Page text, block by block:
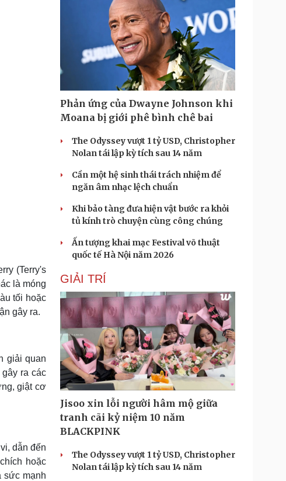
(Terry's
là móng
tối hoặc
gây ra.
giải quan
ra các
giật cơ
dẫn đến
hoặc
sức mạnh
Phản ứng của Dwayne Johnson khi
Moana bị giới phê bình chê bai
The Odyssey vượt 1 tỷ USD, Christopher
Nolan tái lập kỳ tích sau 14 năm
Cần một hệ sinh thái trách nhiệm để
ngăn âm nhạc lệch chuẩn
Khi bảo tàng đưa hiện vật bước ra khỏi
tủ kính trò chuyện cùng công chúng
Ấn tượng khai mạc Festival võ thuật
quốc tế Hà Nội năm 2026
GIẢI TRÍ
Jisoo xin lỗi người hâm mộ giữa
tranh cãi kỷ niệm 10 năm
BLACKPINK
The Odyssey vượt 1 tỷ USD, Christopher
Nolan tái lập kỳ tích sau 14 năm